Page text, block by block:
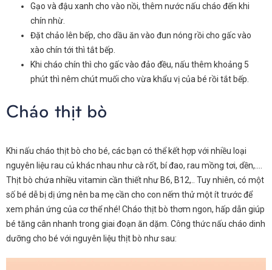
Gạo và đậu xanh cho vào nồi, thêm nước nấu cháo đến khi
chín nhừ.
Đặt chảo lên bếp, cho dầu ăn vào đun nóng rồi cho gấc vào
xào chín tới thì tắt bếp.
Khi cháo chín thì cho gấc vào đảo đều, nấu thêm khoảng 5
phút thì nêm chút muối cho vừa khẩu vị của bé rồi tắt bếp.
Cháo thịt bò
Khi nấu cháo thịt bò cho bé, các bạn có thể kết hợp với nhiều loại
nguyên liệu rau củ khác nhau như cà rốt, bí đao, rau mồng tơi, dền,….
Thịt bò chứa nhiều vitamin cần thiết như B6, B12,.. Tuy nhiên, có một
số bé dễ bị dị ứng nên ba mẹ cần cho con nếm thử một ít trước để
xem phản ứng của cơ thể nhé! Cháo thịt bò thơm ngon, hấp dẫn giúp
bé tăng cân nhanh trong giai đoạn ăn dặm. Công thức nấu cháo dinh
dưỡng cho bé với nguyên liệu thịt bò như sau: